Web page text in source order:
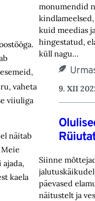
vaheta
viiuliga
näitab
kaela
monumendid
kuid meedias
hingestatud,
küll nagu…
9. XII
Siinne
päevased
näitustelt ja